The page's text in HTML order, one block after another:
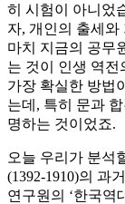
히 시험이 아니었
자, 개인의 출세
마치 지금의 공무
는 것이 인생 역
가장 확실한 방법
는데, 특히 문과
명하는 것이었죠.
오늘 우리가 분석
(1392-1910)의 과
연구원의 ‘한국역